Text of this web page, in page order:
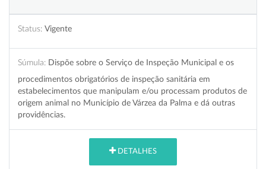
Status: Vigente
Súmula: Dispõe sobre o Serviço de Inspeção Municipal e os
procedimentos obrigatórios de inspeção sanitária em
estabelecimentos que manipulam e/ou processam produtos de
origem animal no Município de Várzea da Palma e dá outras
providências.
DETALHES